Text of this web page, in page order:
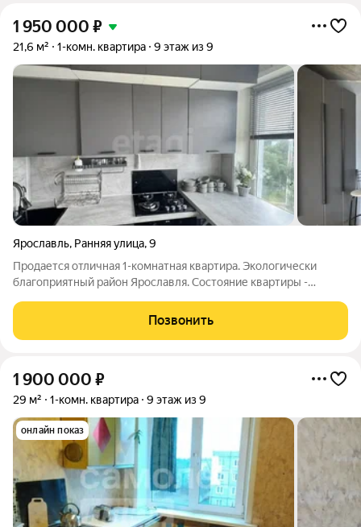
1 950 000 ₽
21,6 м² 1-комн. квартира 9 этаж из 9
Ярославль, Ранняя улица,9
Продается отличная 1-комнатная квартира. Экологически
благоприятный район Ярославля. Состояние квартиры -
уюта и вашего удобства. Современный, качественный ремонт.
Уютная, теплая, светлая
Позвонить
1 900 000 ₽
29 м² 1-комн. квартира 9 этаж из 9
онлайн показ